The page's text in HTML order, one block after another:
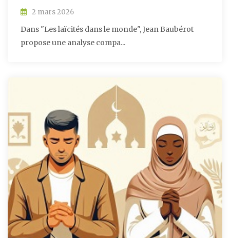
2 mars 2026
Dans "Les laïcités dans le monde", Jean Baubérot
propose une analyse compa...